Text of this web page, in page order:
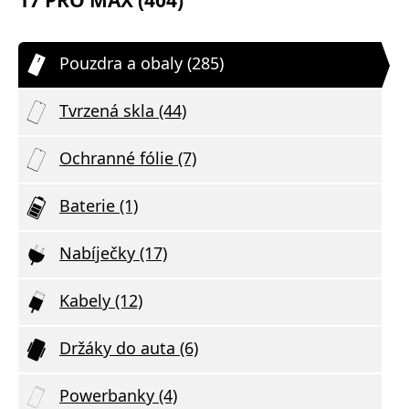
Pouzdra a obaly (285)
Tvrzená skla (44)
Ochranné fólie (7)
Baterie (1)
Nabíječky (17)
Kabely (12)
Držáky do auta (6)
Powerbanky (4)